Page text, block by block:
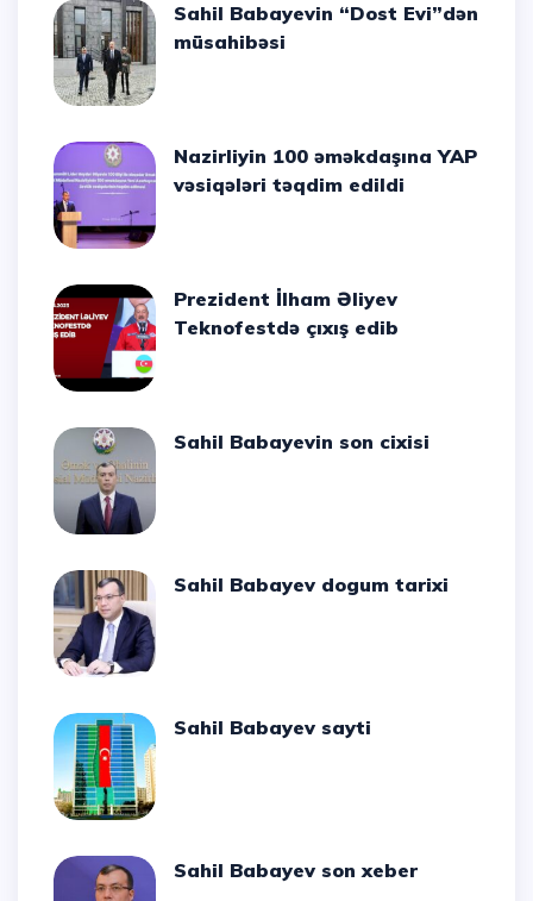
Sahil Babayevin “Dost Evi”dən
müsahibəsi
Nazirliyin 100 əməkdaşına YAP
vəsiqələri təqdim edildi
Prezident İlham Əliyev
Teknofestdə çıxış edib
Sahil Babayevin son cixisi
Sahil Babayev dogum tarixi
Sahil Babayev sayti
Sahil Babayev son xeber